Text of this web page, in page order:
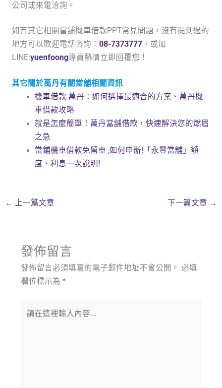
公司或來電洽詢。
如有其它相關當舖機車借款PPT常見問題，沒有提到過的
地方可以歡迎電話咨詢： 08-7373777，或加
LINE:yuenfoong專員熱情立即回覆您！
其它關於萬丹有關當舖相關資訊
機車借款 萬丹：如何選擇最適合的方案、萬丹機
車借款攻略
就是怎麼簡單！萬丹當舖借款，快速解決您的燃眉
之急
當鋪機車借款免留車 ,如何申辦!「永豐當舖」額
度、利息一次說明!
← 上一篇文章 下一篇文章 →
發佈留言
發佈留言必須填寫的電子郵件地址不會公開。 必填
欄位標示為 *
在